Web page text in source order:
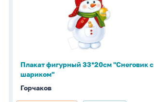
Плакат фигурный 33*20см "Снеговик с
шариком"
Горчаков